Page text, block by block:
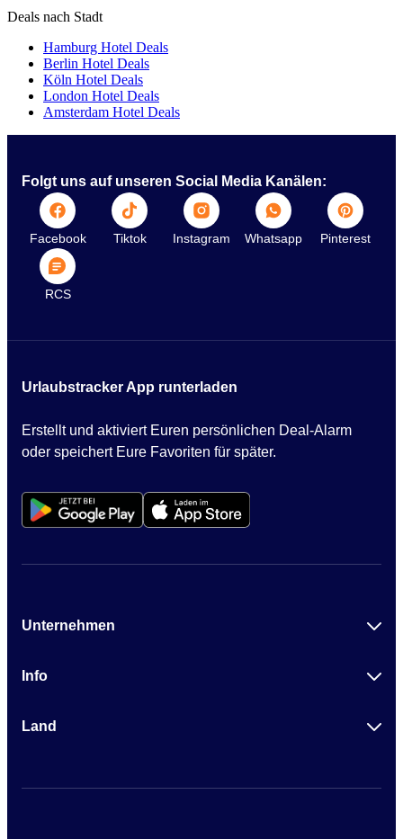
Deals nach Stadt
Hamburg Hotel Deals
Berlin Hotel Deals
Köln Hotel Deals
London Hotel Deals
Amsterdam Hotel Deals